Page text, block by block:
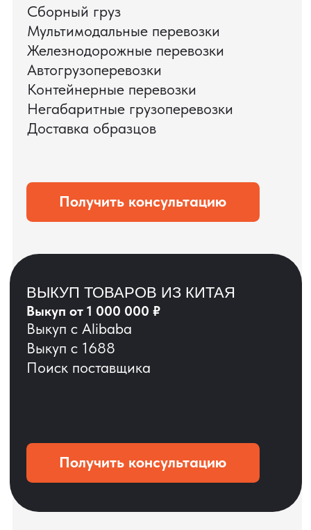
ДО ОПЛАТЫ?
ОСТАВЬТЕ ЗАЯВКУ
Мы вернёмся с расчётом и фото после
технической проверки
Оставить заявку